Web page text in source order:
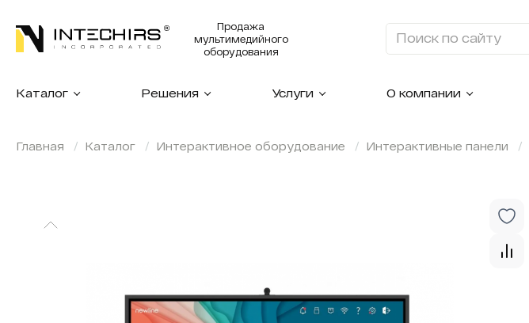
Продажа
мультимедийного
оборудования
Каталог Решения Услуги О компании
Главная Каталог Интерактивное оборудование Интерактивные панели